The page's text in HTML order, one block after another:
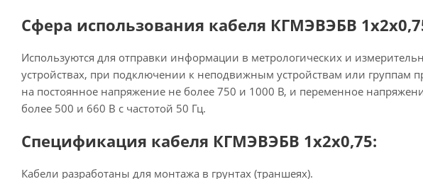
Сфера использования кабеля КГМЭВЭБВ
Используются для отправки информации в метрологических и
устройствах, при подключении к неподвижным устройствам или группам
на постоянное напряжение не более 750 и 1000 В, и переменное
более 500 и 660 В с частотой 50 Гц.
Спецификация кабеля КГМЭВЭБВ 1х2х0,75:
Кабели разработаны для монтажа в грунтах (траншеях).